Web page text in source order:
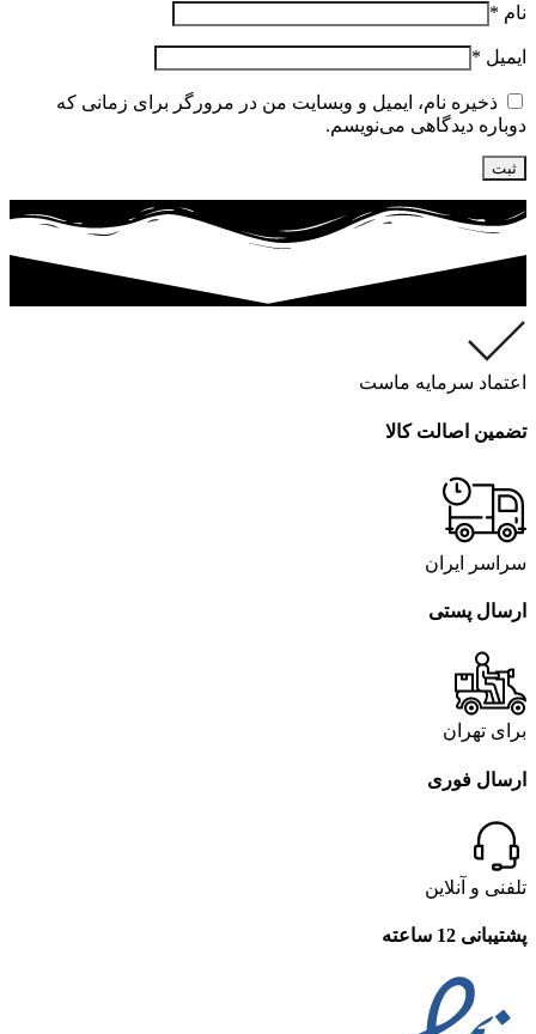
نام *
ایمیل *
ذخیره نام، ایمیل و وبسایت من در مرورگر برای زمانی که
دوباره دیدگاهی می‌نویسم.
اعتماد سرمایه ماست
تضمین اصالت کالا
سراسر ایران
ارسال پستی
برای تهران
ارسال فوری
تلفنی و آنلاین
پشتیبانی 12 ساعته